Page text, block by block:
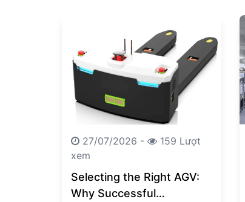
27/07/2026 -
159 Lượt
xem
Selecting the Right AGV:
Why Successful